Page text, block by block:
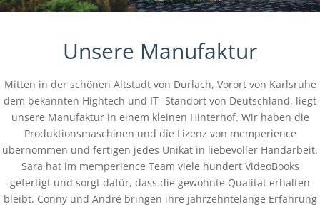
Unsere Manufaktur
Mitten in der schönen Altstadt von Durlach, Vorort von Karlsruhe
dem bekannten Hightech und IT- Standort von Deutschland, liegt
unsere Manufaktur in einem kleinen Hinterhof. Wir haben die
Produktionsmaschinen und die Lizenz von memperience
übernommen und fertigen jedes Unikat in liebevoller Handarbeit.
Sara hat im memperience Team viele hundert VideoBooks
gefertigt und sorgt dafür, dass die gewohnte Qualität erhalten
bleibt. Conny und André bringen ihre jahrzehntelange Erfahrung